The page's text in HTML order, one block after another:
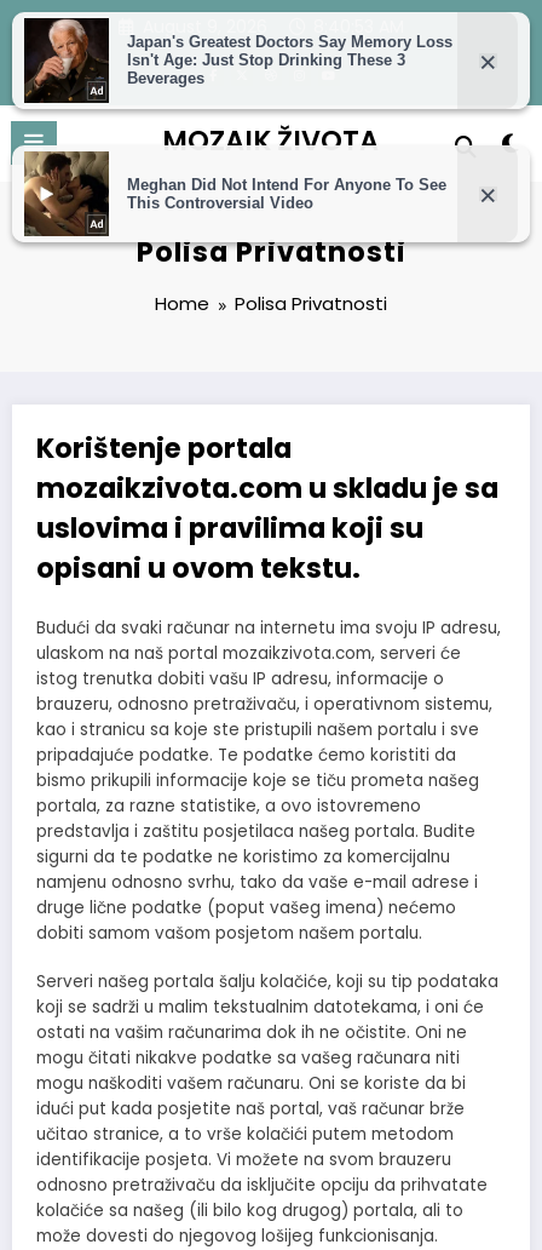
Skip
content
MOZAIK ŽIVOTA
Polisa Privatnosti
Home Polisa Privatnosti
Korištenje portala
mozaikzivota.com u skladu je sa
uslovima i pravilima koji su
opisani u ovom tekstu.
Budući da svaki računar na internetu ima svoju IP adresu,
ulaskom na naš portal mozaikzivota.com, serveri će
istog trenutka dobiti vašu IP adresu, informacije o
brauzeru, odnosno pretraživaču, i operativnom sistemu,
kao i stranicu sa koje ste pristupili našem portalu i sve
pripadajuće podatke. Te podatke ćemo koristiti da
bismo prikupili informacije koje se tiču prometa našeg
portala, za razne statistike, a ovo istovremeno
predstavlja i zaštitu posjetilaca našeg portala. Budite
sigurni da te podatke ne koristimo za komercijalnu
namjenu odnosno svrhu, tako da vaše e-mail adrese i
druge lične podatke (poput vašeg imena) nećemo
dobiti samom vašom posjetom našem portalu.
Serveri našeg portala šalju kolačiće, koji su tip podataka
koji se sadrži u malim tekstualnim datotekama, i oni će
ostati na vašim računarima dok ih ne očistite. Oni ne
mogu čitati nikakve podatke sa vašeg računara niti
mogu naškoditi vašem računaru. Oni se koriste da bi
idući put kada posjetite naš portal, vaš računar brže
učitao stranice, a to vrše kolačići putem metodom
identifikacije posjeta. Vi možete na svom brauzeru
odnosno pretraživaču da isključite opciju da prihvatate
kolačiće sa našeg (ili bilo kog drugog) portala, ali to
može dovesti do njegovog lošijeg funkcionisanja.